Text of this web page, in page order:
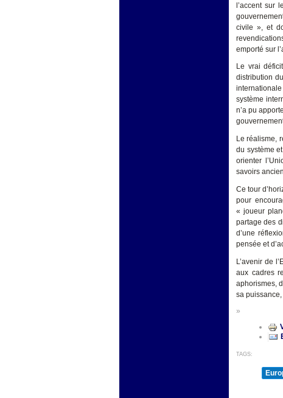
l’accent sur
civile », et
emporté sur
Le vrai
distribution
système
n’a pu
Le réalisme,
du système
orienter
savoirs
Ce tour
pour
« joueur
partage des
d’une
pensée et
L’avenir de
aux cadres
aphorismes,
sa
»
TAGS: